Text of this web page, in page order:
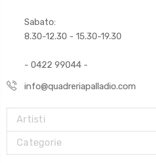
Sabato:
8.30-12.30 - 15.30-19.30
- 0422 99044 -
info@quadreriapalladio.com
Artisti
Categorie